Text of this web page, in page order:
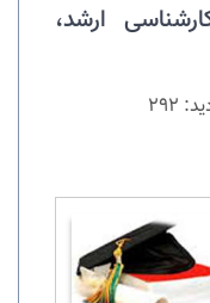
ارشد،
292